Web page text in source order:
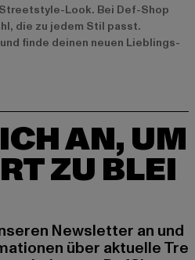
Look. Bei Def-Shop
die zu jedem Stil passt.
finde deinen neuen Lieblings-
AN, UM
ZU BLEI
Newsletter an und
über aktuelle Tre